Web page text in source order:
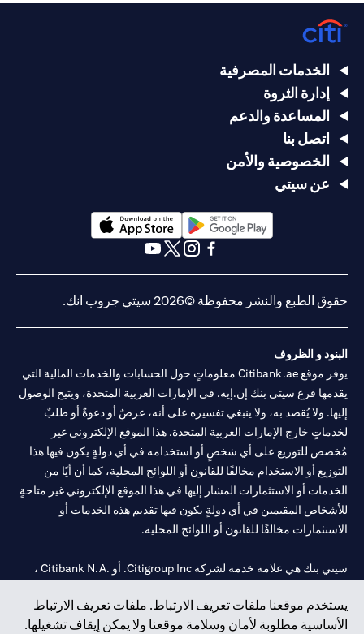
يستخدم موقعنا ملفات تعريف الارتباط. ملفات تعريف الارتباط
الأساسية مطلوبة لأمان وسلامة موقعنا ولا يمكن إيقاف تشغيلها.
الخدمات المصرفية
إدارة الثروة
المساعدة والدعم
اتصل بنا
الخصوصية والأمن
عن سيتي
(opens in a new tab)
حقوق الطبع والنشر محفوظة ©2026 سيتي جروب انك.
البنود و الظروف
يوفر موقع Citibank.ae معلوماتٍ حول الحسابات والخدمات المالية التي
يقدمها فرع سيتي بنك إن.إيه. في الإمارات العربية المتحدة، ويتيح الوصول
إليها. ولا يُقصد به، ولا ينبغي تفسيره على أنه، عرضٌ أو دعوةٌ أو طلبٌ
لخدماتٍ خارج الإمارات العربية المتحدة. هذا الموقع الإلكتروني غير
مُخصص للتوزيع على أي شخصٍ أو استخدامه في أي دولةٍ يكون فيها هذا
التوزيع أو الاستخدام مخالفًا للقانون أو اللوائح المحلية، كما أن أيًا من
الخدمات أو الاستثمارات المشار إليها في هذا الموقع الإلكتروني غير متاحةٍ
للأشخاص المقيمين في أي دولةٍ يكون فيها تقديم هذه الخدمات أو
الاستثمارات مخالفًا للقانون أو اللوائح المحلية.
سيتي بنك هي علامة خدمة لشركة Citigroup Inc. أو .Citibank N.A ،
سيتي بنك إن. إيه. الإمارات مسجل لدى مصرف الإمارات المركزي تحت